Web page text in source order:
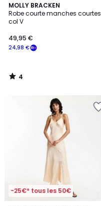
MOLLY BRACKEN
Robe courte manches courtes
col V
24,98 €
49,95 €
4
/
5
4
/
-25€* tous les 50€